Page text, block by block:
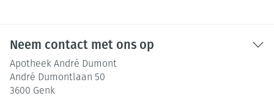
Neem contact met ons op
Apotheek André Dumont
André Dumontlaan 50
3600 Genk